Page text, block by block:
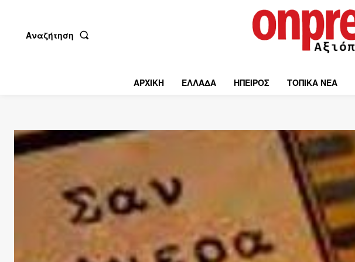
Αναζήτηση
ΑΡΧΙΚΗ ΕΛΛΑΔΑ ΗΠΕΙΡΟΣ ΤΟΠΙΚΑ ΝΕΑ